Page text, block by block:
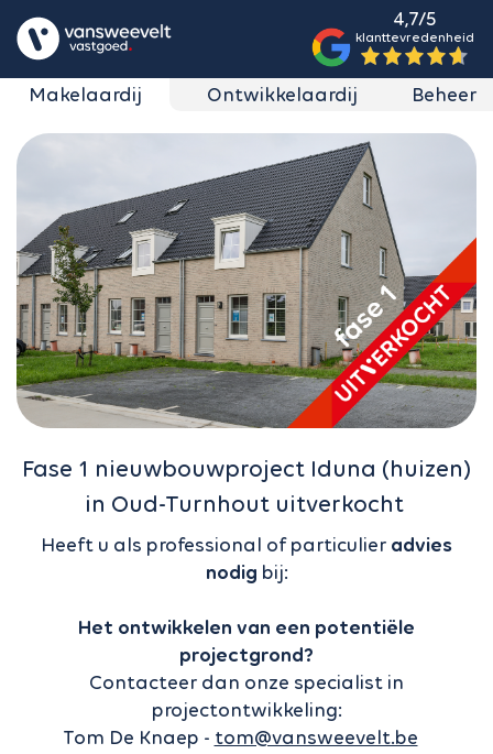
4,7/5
klanttevredenheid
Makelaardij Ontwikkelaardij Beheer
Fase 1 nieuwbouwproject Iduna (huizen)
in Oud-Turnhout uitverkocht
Heeft u als professional of particulier advies
nodig bij:
Het ontwikkelen van een potentiële
projectgrond?
Contacteer dan onze specialist in
projectontwikkeling:
Tom De Knaep - tom@vansweevelt.be